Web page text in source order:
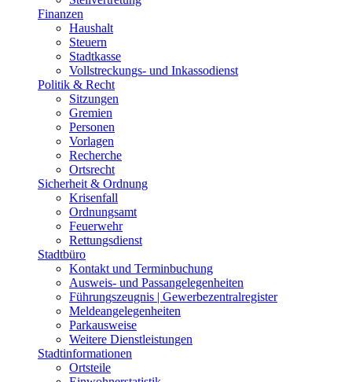
Finanzen
Haushalt
Steuern
Stadtkasse
Vollstreckungs- und Inkassodienst
Politik & Recht
Sitzungen
Gremien
Personen
Vorlagen
Recherche
Ortsrecht
Sicherheit & Ordnung
Krisenfall
Ordnungsamt
Feuerwehr
Rettungsdienst
Stadtbüro
Kontakt und Terminbuchung
Ausweis- und Passangelegenheiten
Führungszeugnis | Gewerbezentralregister
Meldeangelegenheiten
Parkausweise
Weitere Dienstleistungen
Stadtinformationen
Ortsteile